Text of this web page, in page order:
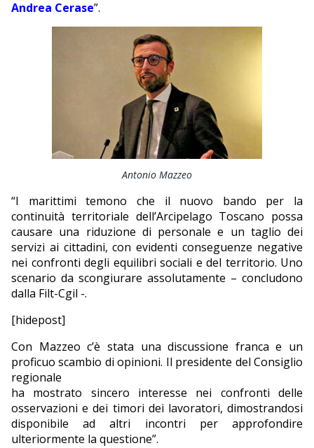
Andrea Cerase”.
Antonio Mazzeo
“I marittimi temono che il nuovo bando per la
continuità territoriale dell’Arcipelago Toscano possa
causare una riduzione di personale e un taglio dei
servizi ai cittadini, con evidenti conseguenze negative
nei confronti degli equilibri sociali e del territorio. Uno
scenario da scongiurare assolutamente – concludono
dalla Filt-Cgil -.
[hidepost]
Con Mazzeo c’è stata una discussione franca e un
proficuo scambio di opinioni. Il presidente del Consiglio
regionale
ha mostrato sincero interesse nei confronti delle
osservazioni e dei timori dei lavoratori, dimostrandosi
disponibile ad altri incontri per approfondire
ulteriormente la questione”.